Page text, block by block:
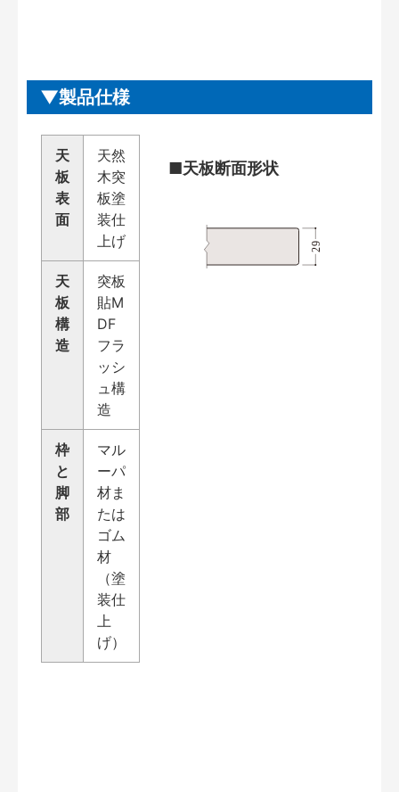
製品仕様
天
板
表
面
天然
木突
板塗
装仕
上げ
天
板
構
造
突板
貼M
DF
フラ
ッシ
ュ構
造
枠
と
脚
部
マル
ーパ
材ま
たは
ゴム
材
（塗
装仕
上
げ）
■天板断面形状